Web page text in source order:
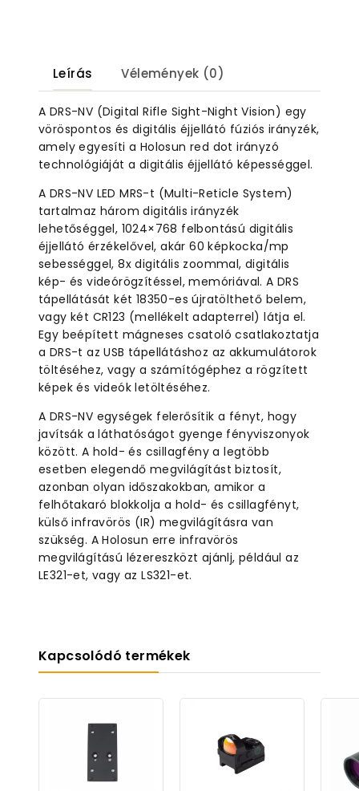
Leírás Vélemények (0)
A DRS-NV (Digital Rifle Sight-Night Vision) egy
vöröspontos és digitális éjjellátó fúziós irányzék,
amely egyesíti a Holosun red dot irányzó
technológiáját a digitális éjjellátó képességgel.
A DRS-NV LED MRS-t (Multi-Reticle System)
tartalmaz három digitális irányzék
lehetőséggel, 1024×768 felbontású digitális
éjjellátó érzékelővel, akár 60 képkocka/mp
sebességgel, 8x digitális zoommal, digitális
kép- és videórögzítéssel, memóriával. A DRS
tápellátását két 18350-es újratölthető belem,
vagy két CR123 (mellékelt adapterrel) látja el.
Egy beépített mágneses csatoló csatlakoztatja
a DRS-t az USB tápellátáshoz az akkumulátorok
töltéséhez, vagy a számítógéphez a rögzített
képek és videók letöltéséhez.
A DRS-NV egységek felerősítik a fényt, hogy
javítsák a láthatóságot gyenge fényviszonyok
között. A hold- és csillagfény a legtöbb
esetben elegendő megvilágítást biztosít,
azonban olyan időszakokban, amikor a
felhőtakaró blokkolja a hold- és csillagfényt,
külső infravörös (IR) megvilágításra van
szükség. A Holosun erre infravörös
megvilágítású lézereszközt ajánlj, például az
LE321-et, vagy az LS321-et.
Kapcsolódó termékek